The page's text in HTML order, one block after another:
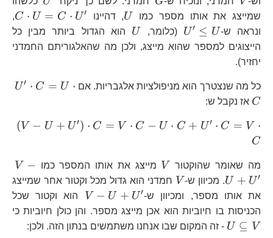
שמייצג את אותו מספר כמו
U
U, דהיינו C ⋅ U = C ⋅ U′
,
ונראה ש-
U^{\prime}\le
U
U′ ≤ U (כלומר,
U
U הוא הגדול ביותר מבין כל
הייצוגים למספר שהוא מייצג, ולכן מה שהאלגוריתם החמדני
יחזיר).
כל מה שנצטרך הוא מניפולציות אלגבריות. אם U′ ⋅ C = U ⋅
C אז נקבל ש:
(V − U + U′) ⋅ C = V ⋅ C − U ⋅ C + U′ ⋅ C = V ⋅
C
מה שאומר שהוקטור V V מייצג את אותו המספר כמו
V-
V −
U + U′ . מכיוון ש- V V חמדני הוא גדול מכל וקטור אחר שמייצג
את אותו מספר, ומכיוון ש-
V-
U+U^{\prime}
V − U + U′
הוא וקטור שכל
הכניסות בו חיוביות הוא אכן מייצג מספר. והן כולן חיוביות כי
U ⊆ V - זה המקום שבו אנחנו משתמשים בנתון הזה. ולכן: